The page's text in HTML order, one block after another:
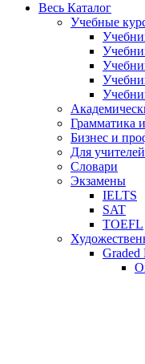
Весь Каталог
Учебные
Грамматика
Бизнес и
Для учителей
Словари
Экзамены
IELTS
SAT
TOEFL
Graded